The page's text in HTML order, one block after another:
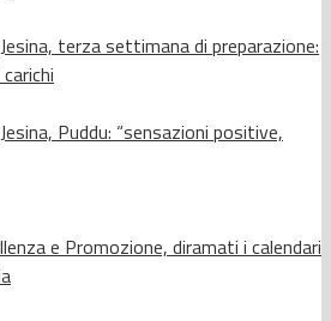
terza settimana di preparazione:
Puddu: “sensazioni positive,
e Promozione, diramati i calendari